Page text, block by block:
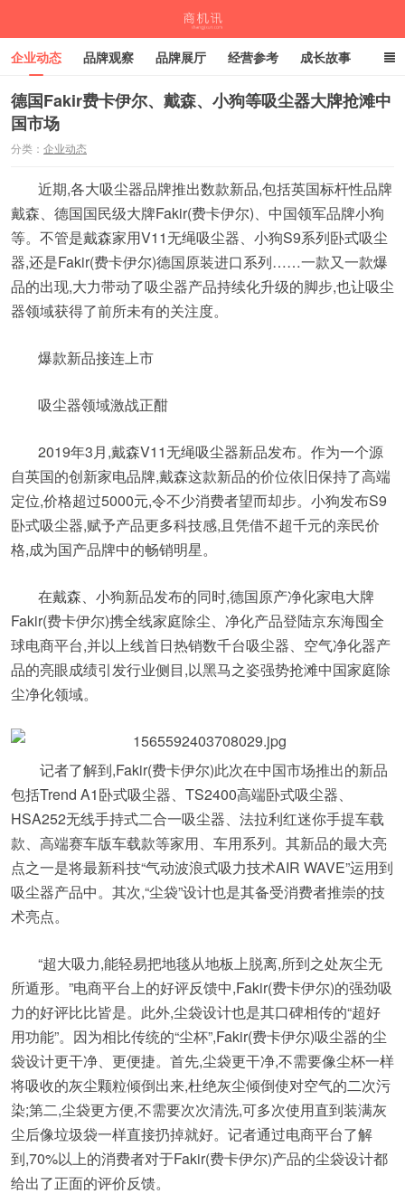
企业动态 品牌观察 品牌展厅 经营参考 成长故事
深度观察 伙伴计划
德国Fakir费卡伊尔、戴森、小狗等吸尘器大牌抢滩中
国市场
分类： 企业动态
近期,各大吸尘器品牌推出数款新品,包括英国标杆性品牌
戴森、德国国民级大牌Fakir(费卡伊尔)、中国领军品牌小狗
等。不管是戴森家用V11无绳吸尘器、小狗S9系列卧式吸尘
器,还是Fakir(费卡伊尔)德国原装进口系列……一款又一款爆
品的出现,大力带动了吸尘器产品持续化升级的脚步,也让吸尘
器领域获得了前所未有的关注度。
爆款新品接连上市
吸尘器领域激战正酣
2019年3月,戴森V11无绳吸尘器新品发布。作为一个源
自英国的创新家电品牌,戴森这款新品的价位依旧保持了高端
定位,价格超过5000元,令不少消费者望而却步。小狗发布S9
卧式吸尘器,赋予产品更多科技感,且凭借不超千元的亲民价
格,成为国产品牌中的畅销明星。
在戴森、小狗新品发布的同时,德国原产净化家电大牌
Fakir(费卡伊尔)携全线家庭除尘、净化产品登陆京东海囤全
球电商平台,并以上线首日热销数千台吸尘器、空气净化器产
品的亮眼成绩引发行业侧目,以黑马之姿强势抢滩中国家庭除
尘净化领域。
记者了解到,Fakir(费卡伊尔)此次在中国市场推出的新品
包括Trend A1卧式吸尘器、TS2400高端卧式吸尘器、
HSA252无线手持式二合一吸尘器、法拉利红迷你手提车载
款、高端赛车版车载款等家用、车用系列。其新品的最大亮
点之一是将最新科技“气动波浪式吸力技术AIR WAVE”运用到
吸尘器产品中。其次,“尘袋”设计也是其备受消费者推崇的技
术亮点。
“超大吸力,能轻易把地毯从地板上脱离,所到之处灰尘无
所遁形。”电商平台上的好评反馈中,Fakir(费卡伊尔)的强劲吸
力的好评比比皆是。此外,尘袋设计也是其口碑相传的“超好
用功能”。因为相比传统的“尘杯”,Fakir(费卡伊尔)吸尘器的尘
袋设计更干净、更便捷。首先,尘袋更干净,不需要像尘杯一样
将吸收的灰尘颗粒倾倒出来,杜绝灰尘倾倒使对空气的二次污
染;第二,尘袋更方便,不需要次次清洗,可多次使用直到装满灰
尘后像垃圾袋一样直接扔掉就好。记者通过电商平台了解
到,70%以上的消费者对于Fakir(费卡伊尔)产品的尘袋设计都
给出了正面的评价反馈。